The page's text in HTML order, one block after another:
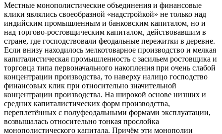
Местные монополистические объединения и финансовые
клики являлись своеобразной «надстройкой» не только над
индийским промышленным и банковским капиталом, но и
над торгово-ростовщическим капиталом, действовавшим в
стране, где господствовали феодальные пережитки в деревне.
Если внизу находилось мелкотоварное производство и мелкая
капиталистическая промышленность с засильем ростовщика и
торговца типа первоначального накопления при очень слабой
концентрации производства, то наверху налицо господство
финансовых клик при относительно значительной
концентрации производства. На широкой основе низших и
средних капиталистических форм производства,
переплетённых с полуфеодальными формами эксплуатации,
возвышалась относительно тонкая прослойка
монополистического капитала. Причём эти монополии